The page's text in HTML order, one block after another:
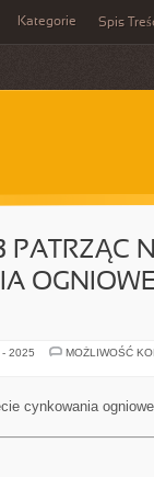
Kategorie Spis
PATRZĄC
2025
MOŻLIWOŚĆ
cynkowania